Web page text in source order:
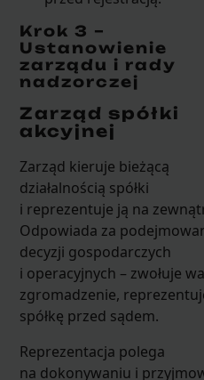
Krok 3 –
Ustanowienie
zarządu i rady
nadzorczej
Zarząd spółki
akcyjnej
Zarząd kieruje bieżącą
działalnością spółki
i reprezentuje ją na
Odpowiada za
decyzji gospodarczych
i operacyjnych – zwołuje
zgromadzenie,
spółkę przed sądem.
Reprezentacja polega
na dokonywaniu i